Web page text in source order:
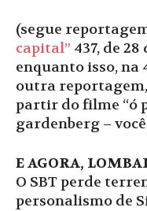
(segue
capital” 437, de
enquanto isso, na
outra
partir do filme “ó
gardenberg –
E AGORA,
O SBT perde
personalismo de